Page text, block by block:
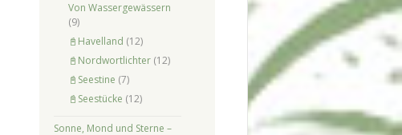
Von Wassergewässern
(9)
📓Havelland (12)
📓Nordwortlichter(12)
📓Seestine (7)
📓Seestücke (12)
Sonne, Mond und Sterne –